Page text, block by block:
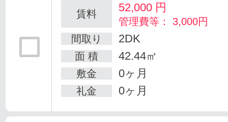
賃料 52,000 円
管理費等： 3,000円
間取り
2DK
面 積 42.44㎡
敷金 0ヶ月
礼金 0ヶ月